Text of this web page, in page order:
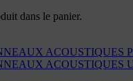
dans le panier.
ACOUSTIQUES
ACOUSTIQUES